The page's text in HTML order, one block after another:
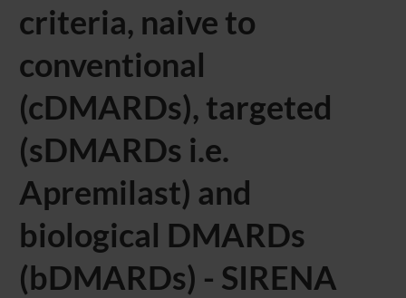
criteria, naive to
conventional
(cDMARDs), targeted
(sDMARDs i.e.
Apremilast) and
biological DMARDs
(bDMARDs) - SIRENA